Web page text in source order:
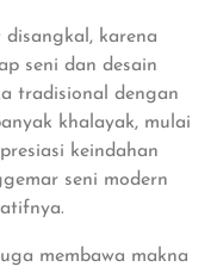
karena
seni dan desain
tradisional dengan
khalayak, mulai
keindahan
seni modern
membawa makna